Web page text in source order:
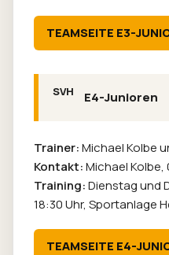
TEAMSEITE E3-
E4-Junioren
Trainer:Michael Kolbe
Kontakt:Michael Kolbe,
Training:Dienstag und
18:30 Uhr, Sportanlage
TEAMSEITE E4-